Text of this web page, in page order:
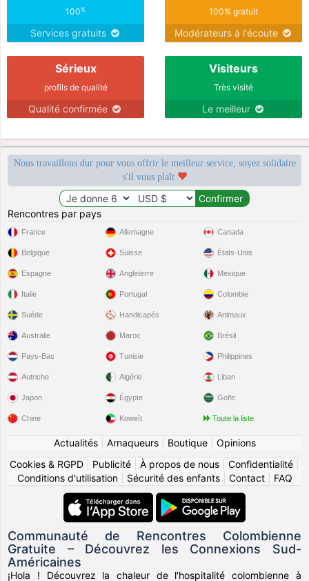
100%
Services gratuits
100% gratuit
Modérateurs à l'écoute
Sérieux
profils de qualité
Qualité confirmée
Visiteurs
Très visité
Le meilleur
Nous travaillons dur pour vous offrir le meilleur service, soyez solidaire
s'il vous plaît
Rencontres par pays
France
Belgique
Espagne
Italie
Suède
Allemagne
Suisse
Angleterre
Portugal
Handicapés
Canada
États-Unis
Mexique
Colombie
Animaux
Australie
Pays-Bas
Autriche
Japon
Chine
Maroc
Tunisie
Algérie
Égypte
Koweït
Brésil
Philippines
Liban
Golfe
Toute la liste
Actualités| Arnaqueurs| Boutique| Opinions
Cookies & RGPD
Publicité À propos de nous Confidentialité
Conditions d'utilisation| Sécurité des enfants| Contact| FAQ
Communauté de Rencontres Colombienne
Gratuite – Découvrez les Connexions Sud-
Américaines
¡Hola ! Découvrez la chaleur de l'hospitalité colombienne à